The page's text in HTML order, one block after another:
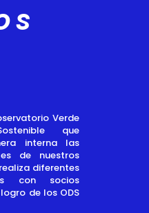
Verde
que
interna las
de nuestros
diferentes
con socios
de los ODS